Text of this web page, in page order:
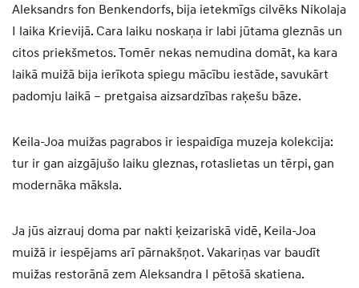
Aleksandrs fon Benkendorfs, bija ietekmīgs cilvēks Nikolaja
I laika Krievijā. Cara laiku noskaņa ir labi jūtama gleznās un
citos priekšmetos. Tomēr nekas nemudina domāt, ka kara
laikā muižā bija ierīkota spiegu mācību iestāde, savukārt
padomju laikā – pretgaisa aizsardzības raķešu bāze.
Keila-Joa muižas pagrabos ir iespaidīga muzeja kolekcija:
tur ir gan aizgājušo laiku gleznas, rotaslietas un tērpi, gan
modernāka māksla.
Ja jūs aizrauj doma par nakti ķeizariskā vidē, Keila-Joa
muižā ir iespējams arī pārnakšņot. Vakariņas var baudīt
muižas restorānā zem Aleksandra I pētošā skatiena.